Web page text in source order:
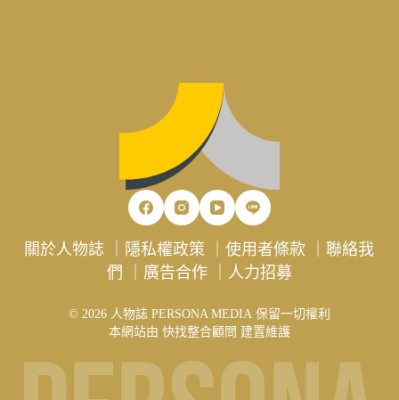
關於人物誌 隱私權政策 ｜使用者條款 ｜聯絡我
們
廣告合作｜ 人力招募
© 2026 人物誌 PERSONA MEDIA 保留一切權利
本網站由 快找整合顧問 建置維護